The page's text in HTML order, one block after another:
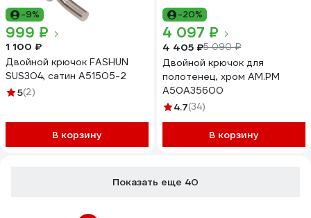
-9%
999 ₽
1 100 ₽
Двойной крючок FASHUN
SUS304, сатин A51505-2
5(2)
В корзину
-20%
4 097 ₽
4 405 ₽5 090 ₽
Двойной крючок для
полотенец, хром AM.PM
A50A35600
4.7(34)
В корзину
Показать еще 40